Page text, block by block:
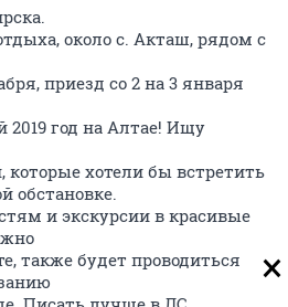
около с. Акташ, рядом с
приезд со 2 на 3 января
год на Алтае! Ищу
хотели бы встретить
обстановке.
и экскурсии в красивые
также будет проводиться